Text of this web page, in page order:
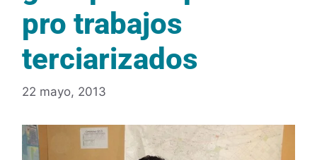
pro trabajos
terciarizados
22 mayo, 2013